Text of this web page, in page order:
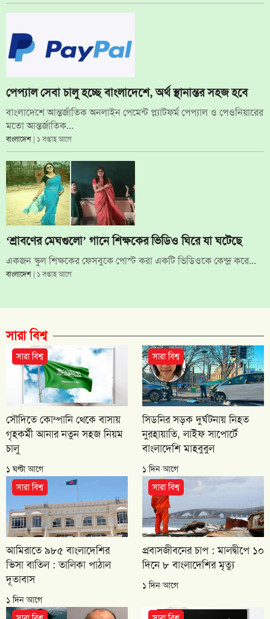
পেপ্যাল সেবা চালু হচ্ছে বাংলাদেশে, অর্থ স্থানান্তর সহজ হবে
বাংলাদেশে আন্তর্জাতিক অনলাইন পেমেন্ট প্ল্যাটফর্ম পেপ্যাল ও পেওনিয়ারের
মতো আন্তর্জাতিক...
বাংলাদেশ | ১ সপ্তাহ আগে
‘শ্রাবণের মেঘগুলো’ গানে শিক্ষকের ভিডিও ঘিরে যা ঘটেছে
একজন স্কুল শিক্ষকের ফেসবুকে পোস্ট করা একটি ভিডিওকে কেন্দ্র করে...
বাংলাদেশ | ১ সপ্তাহ আগে
সারা বিশ্ব
সারা বিশ্ব
সৌদিতে কোম্পানি থেকে বাসায়
গৃহকর্মী আনার নতুন সহজ নিয়ম
চালু
১ ঘণ্টা আগে
সারা বিশ্ব
সিডনির সড়ক দুর্ঘটনায় নিহত
নুরহায়াতি, লাইফ সাপোর্টে
বাংলাদেশি মাহবুবুল
১ দিন আগে
সারা বিশ্ব
আমিরাতে ৯৮৫ বাংলাদেশির
ভিসা বাতিল : তালিকা পাঠাল
দূতাবাস
১ দিন আগে
সারা বিশ্ব
প্রবাসজীবনের চাপ : মালদ্বীপে ১০
দিনে ৮ বাংলাদেশির মৃত্যু
১ দিন আগে